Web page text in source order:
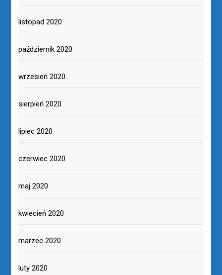
listopad 2020
październik 2020
wrzesień 2020
sierpień 2020
lipiec 2020
czerwiec 2020
maj 2020
kwiecień 2020
marzec 2020
luty 2020